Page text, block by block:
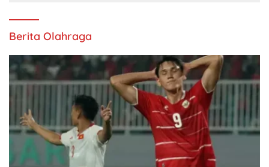
Berita Olahraga